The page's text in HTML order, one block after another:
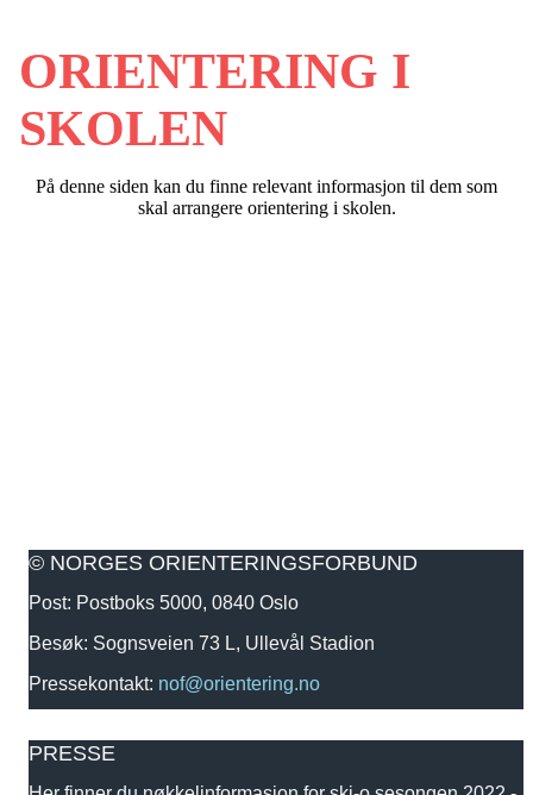
ORIENTERING I
SKOLEN
På denne siden kan du finne relevant informasjon til dem som
skal arrangere orientering i skolen.
© NORGES ORIENTERINGSFORBUND
Post: Postboks 5000, 0840 Oslo
Besøk: Sognsveien 73 L, Ullevål Stadion
Pressekontakt: nof@orientering.no
PRESSE